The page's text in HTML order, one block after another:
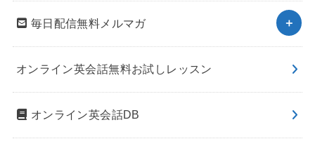
毎日配信無料メルマガ
オンライン英会話無料お試しレッスン
オンライン英会話DB